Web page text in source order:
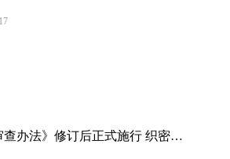
查办法》修订后正式施行 织密信